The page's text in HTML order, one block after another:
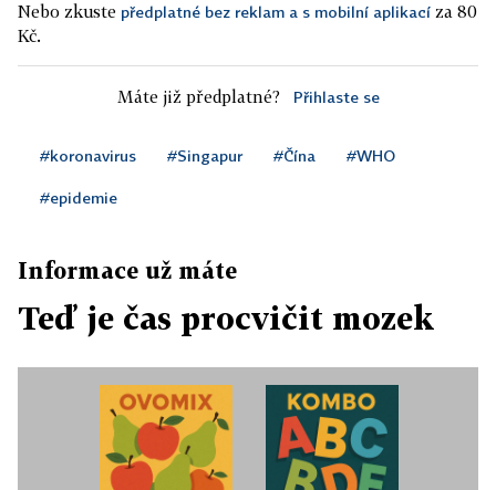
Nebo zkuste předplatné bez reklam a s mobilní aplikací za 80
Kč.
Máte již předplatné? Přihlaste se
#koronavirus #Singapur #Čína #WHO
#epidemie
Informace už máte
Teď je čas procvičit mozek